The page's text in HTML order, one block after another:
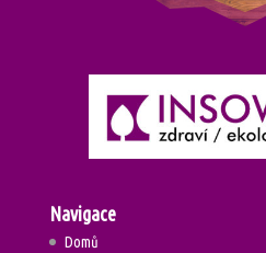
Navigace
Domů